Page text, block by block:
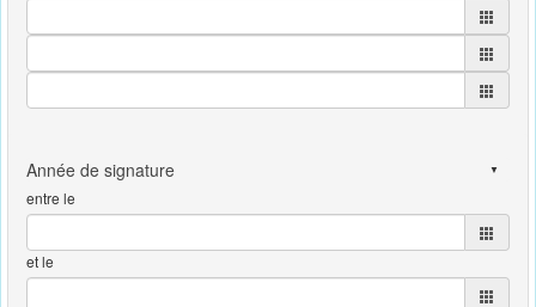
entre le
et le